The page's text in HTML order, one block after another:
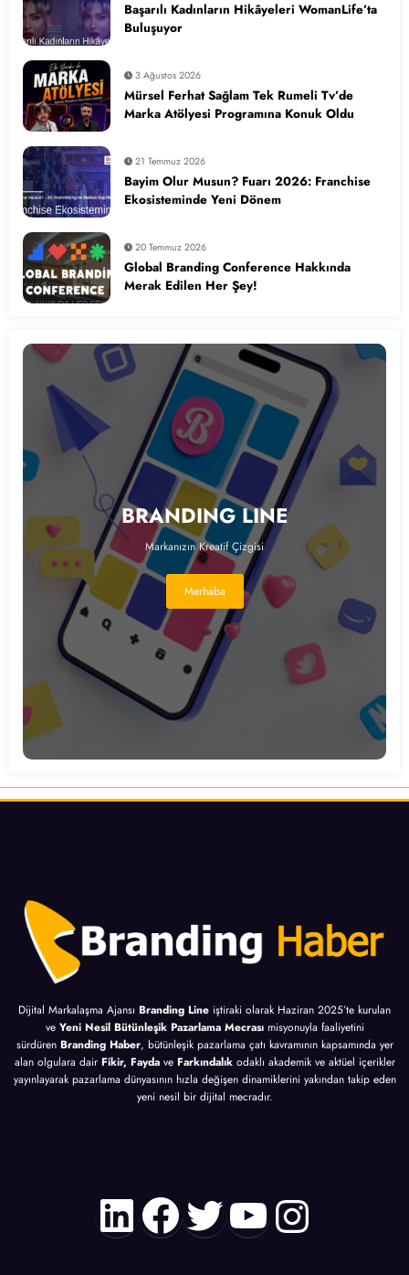
Başarılı Kadınların Hikâyeleri WomanLife’ta
Buluşuyor
3 Ağustos 2026
Mürsel Ferhat Sağlam Tek Rumeli Tv’de
Marka Atölyesi Programına Konuk Oldu
21 Temmuz 2026
Bayim Olur Musun? Fuarı 2026: Franchise
Ekosisteminde Yeni Dönem
20 Temmuz 2026
Global Branding Conference Hakkında
Merak Edilen Her Şey!
BRANDING LINE
Markanızın Kreatif Çizgisi
Merhaba
Dijital Markalaşma Ajansı Branding Line iştiraki olarak Haziran 2025’te kurulan
ve Yeni Nesil Bütünleşik Pazarlama Mecrası misyonuyla faaliyetini
sürdüren Branding Haber, bütünleşik pazarlama çatı kavramının kapsamında yer
alan olgulara dair Fikir, Fayda ve Farkındalık odaklı akademik ve aktüel içerikler
yayınlayarak pazarlama dünyasının hızla değişen dinamiklerini yakından takip eden
yeni nesil bir dijital mecradır.
LinkedIn
Facebook
Twitter
YouTube